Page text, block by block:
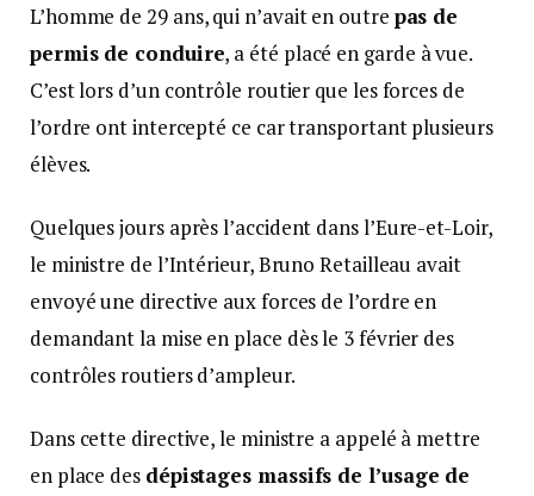
L’homme de 29 ans, qui n’avait en outre pas de
permis de conduire, a été placé en garde à vue.
C’est lors d’un contrôle routier que les forces de
l’ordre ont intercepté ce car transportant plusieurs
élèves.
Quelques jours après l’accident dans l’Eure-et-Loir,
le ministre de l’Intérieur, Bruno Retailleau avait
envoyé une directive aux forces de l’ordre en
demandant la mise en place dès le 3 février des
contrôles routiers d’ampleur.
Dans cette directive, le ministre a appelé à mettre
en place des dépistages massifs de l’usage de